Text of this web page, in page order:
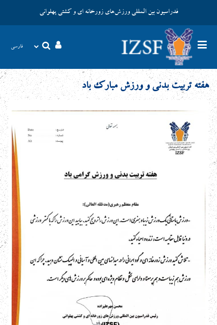
فدراسیون بین المللی ورزش‌های زورخانه ای و کشتی پهلوانی
هفته تربیت بدنی و ورزش مبارک باد